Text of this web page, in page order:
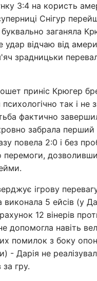
3:4 на користь
Снігур
заганяла
удар відчаю від
зрадницьки
приніс Крюгер
психологічно так і не
фактично
забрала перший
повела 2:0 і без
перемоги,
ігрову
5 ейсів (у
12 вінерів
допомогла навіть
помилок з боку
- Дарія не
гру.